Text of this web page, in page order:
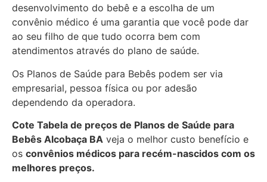
desenvolvimento do bebê e a escolha de um
convênio médico é uma garantia que você pode dar
ao seu filho de que tudo ocorra bem com
atendimentos através do plano de saúde.
Os Planos de Saúde para Bebês podem ser via
empresarial, pessoa física ou por adesão
dependendo da operadora.
Cote Tabela de preços de Planos de Saúde para
Bebês Alcobaça BA veja o melhor custo benefício e
os convênios médicos para recém-nascidos com os
melhores preços.